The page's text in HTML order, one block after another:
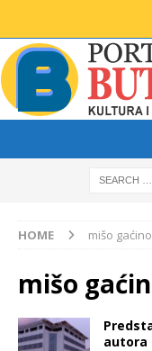
HOME mišo
mišo
autora